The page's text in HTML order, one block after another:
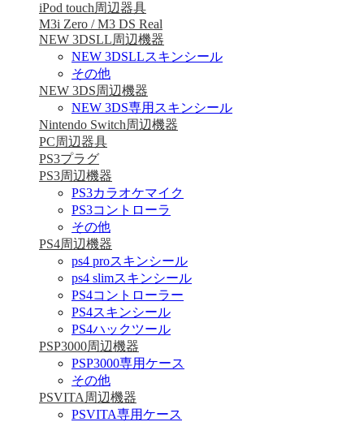
iPod touch周辺器具
M3i Zero / M3 DS Real
NEW 3DSLL周辺機器
NEW 3DSLLスキンシール
その他
NEW 3DS周辺機器
NEW 3DS専用スキンシール
Nintendo Switch周辺機器
PC周辺器具
PS3プラグ
PS3周辺機器
PS3カラオケマイク
PS3コントローラ
その他
PS4周辺機器
ps4 proスキンシール
ps4 slimスキンシール
PS4コントローラー
PS4スキンシール
PS4ハックツール
PSP3000周辺機器
PSP3000専用ケース
その他
PSVITA周辺機器
PSVITA専用ケース